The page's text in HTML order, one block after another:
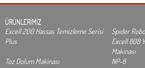
ÜRÜNLERİMİZ
Excell 200 Hassas Temizleme Serisi
Plus
Spıder
Excell 808
Makinası
Toz Dolum Makinası
NP-8